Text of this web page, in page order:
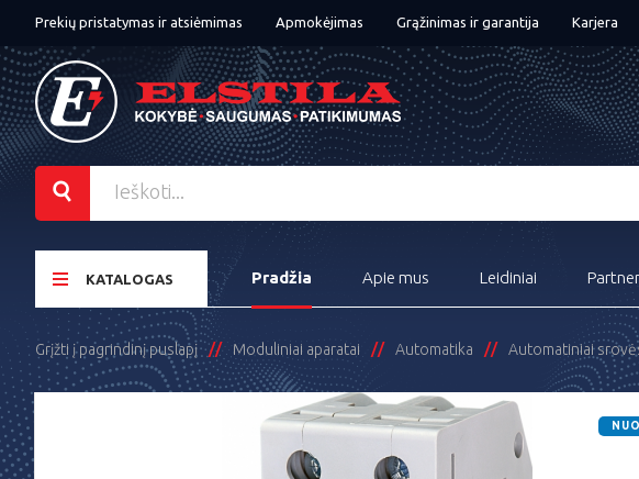
Prekių pristatymas ir atsiėmimas Apmokėjimas Grąžinimas ir garantija Karjera
KATALOGAS Pradžia Apie mus Leidiniai
Grįžti į pagrindinį puslapį Moduliniai aparatai Automatika Automatiniai